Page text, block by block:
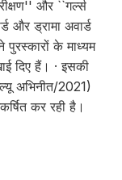
और ``गर्ल्स
और ड्रामा अवार्ड
के माध्यम
दिए हैं। · इसकी
अभिनीत/2021)
कर रही है।